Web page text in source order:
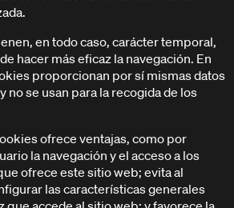
en todo caso, carácter temporal,
hacer más eficaz la navegación. En
proporcionan por sí mismas datos
no se usan para la recogida de los
ofrece ventajas, como por
la navegación y el acceso a los
ofrece este sitio web; evita al
las características generales